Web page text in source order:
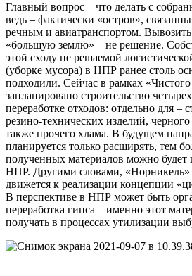
Главный вопрос – что делать с
ведь – фактически «остров»,
речным и авиатранспортом. Вывозить
«большую землю» – не решение.
этой сходу не решаемой
(уборке мусора) в НПР ранее столь
подходили. Сейчас в рамках
запланировано строительство
переработке отходов: отдельно для –
резино-технических изделий,
также прочего хлама. В будущем
планируется только расширять, тем
полученных материалов можно будет
НПР. Другими словами, «Норникель»
движется к реализации концепции
В перспективе в НПР может быть
переработка гипса – именно этот
получать в процессах утилизации